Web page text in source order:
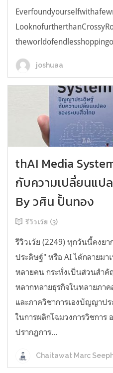
joshuaa
thAI Media
กับความเปลี่ยนแป
By วศิน ปั้นทอง
รีวิวเว้ย (3)
รีวิวเว้ย (2249) ทุกวันนี้คงย
ประดิษฐ์" หรือ AI ได้กลายม
หลายคน กระทั่งเป็นส่วนสำคั
หลากหลายธุรกิจในหลายภา
และภาควิชาการเองปัญญาป
ในการผลิกโฉมวงการวิชการ
ปรากฏการ...
Chaitawat Marc